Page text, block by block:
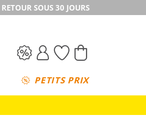
RETOUR SOUS 30 JOURS
PETITS PRIX